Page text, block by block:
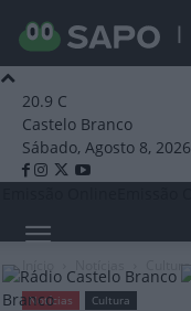
20.9 C
Castelo Branco
Sábado, Agosto 8, 2026
Branco
Cultura
Notícias Cultura